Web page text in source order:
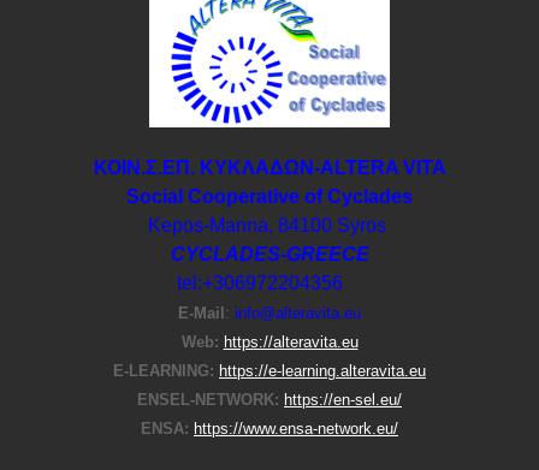
ΚΟΙΝ.Σ.ΕΠ. ΚΥΚΛΑΔΩΝ-ΑLTERA VITA
Social Cooperative of Cyclades
Kepos-Manna, 84100 Syros
CYCLADES-GREECE
tel:+306972204356
E-Μail : info@alteravita.eu
Web: https://alteravita.eu
E-LEARNING: https://e-learning.alteravita.eu
ENSEL-NETWORK: https://en-sel.eu/
ENSA: https://www.ensa-network.eu/